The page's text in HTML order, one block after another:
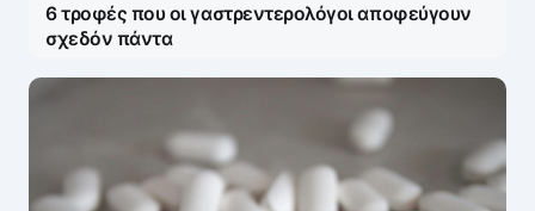
6 τροφές που οι γαστρεντερολόγοι αποφεύγουν
σχεδόν πάντα